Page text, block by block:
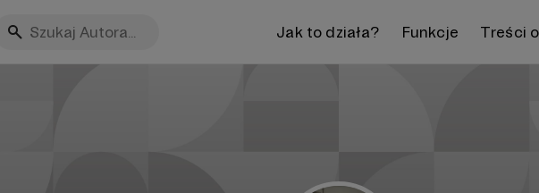
Jak to działa? Funkcje Treści